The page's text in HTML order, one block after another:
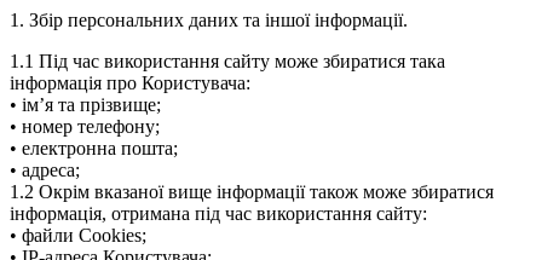
1. Збір персональних даних та іншої інформації.
1.1 Під час використання сайту може збиратися така
інформація про Користувача:
• ім’я та прізвище;
• номер телефону;
• електронна пошта;
• адреса;
1.2 Окрім вказаної вище інформації також може збиратися
інформація, отримана під час використання сайту:
• файли Cookies;